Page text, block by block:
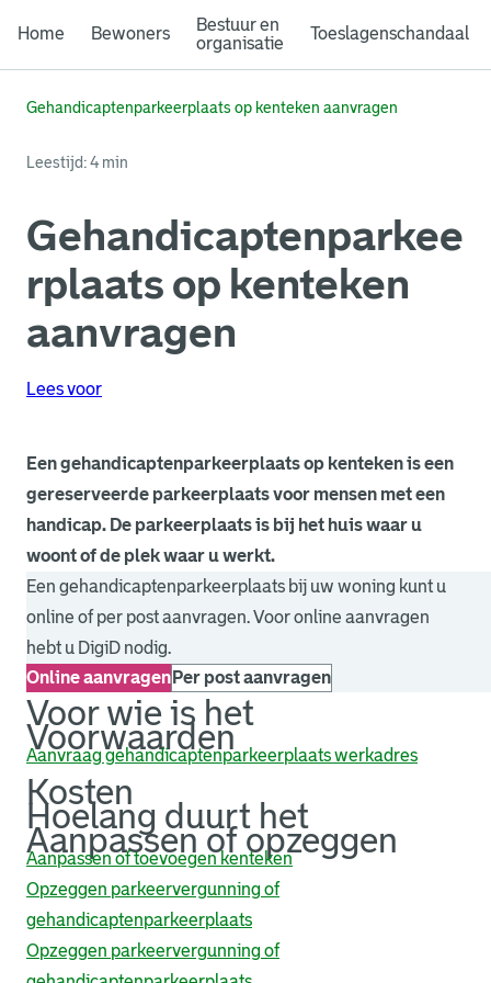
Home Bewoners
Bestuur en
organisatie
Toeslagenschandaal
Gehandicaptenparkeerplaats op kenteken aanvragen
Leestijd: 4 min
Gehandicaptenparkee
rplaats op kenteken
aanvragen
Lees voor
Een gehandicaptenparkeerplaats op kenteken is een
gereserveerde parkeerplaats voor mensen met een
handicap. De parkeerplaats is bij het huis waar u
woont of de plek waar u werkt.
Een gehandicaptenparkeerplaats bij uw woning kunt u
online of per post aanvragen. Voor online aanvragen
hebt u DigiD nodig.
Online aanvragen Per post aanvragen
Voor wie is het
Voorwaarden
Aanvraag gehandicaptenparkeerplaats werkadres
Kosten
Hoelang duurt het
Aanpassen of opzeggen
Aanpassen of toevoegen kenteken
Opzeggen parkeervergunning of
gehandicaptenparkeerplaats
Opzeggen parkeervergunning of